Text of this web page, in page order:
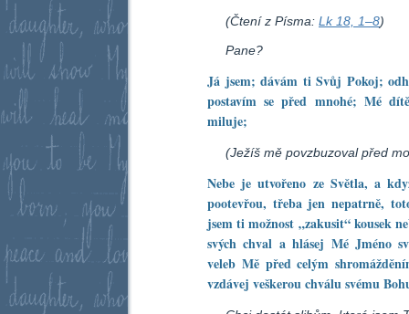
(Čtení z Písma: Lk 18, 1–8)
Pane?
Já jsem; dávám ti Svůj Pokoj;
postavím se před mnohé; Mé
miluje;
(Ježíš mě povzbuzoval před
Nebe je utvořeno ze Světla, a
pootevřou, třeba jen nepatrně,
jsem ti možnost „zakusit“ kousek
svých chval a hlásej Mé Jméno
veleb Mě před celým
vzdávej veškerou chválu svému